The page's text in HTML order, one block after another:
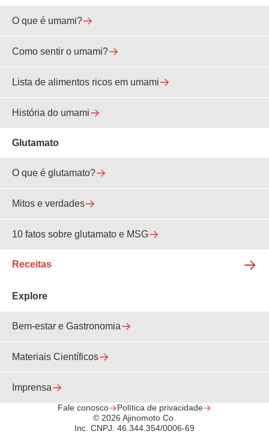
O que é umami?
Como sentir o umami?
Lista de alimentos ricos em umami
História do umami
Glutamato
O que é glutamato?
Mitos e verdades
10 fatos sobre glutamato e MSG
Receitas
Explore
Bem-estar e Gastronomia
Materiais Científicos
Imprensa
Fale conosco
Política de privacidade
© 2026 Ajinomoto Co.
Inc. CNPJ: 46.344.354/0006-69